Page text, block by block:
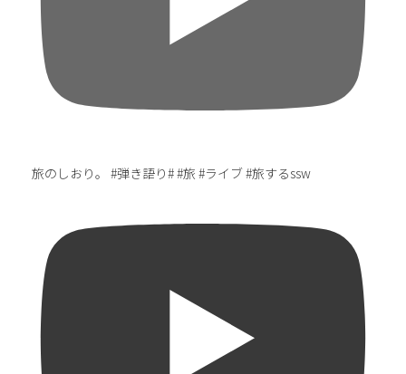
旅のしおり。 #弾き語り# #旅 #ライブ #旅するssw